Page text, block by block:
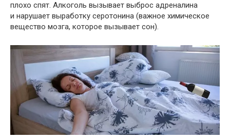
плохо спят. Алкоголь вызывает выброс адреналина
и нарушает выработку серотонина (важное химическое
вещество мозга, которое вызывает сон).